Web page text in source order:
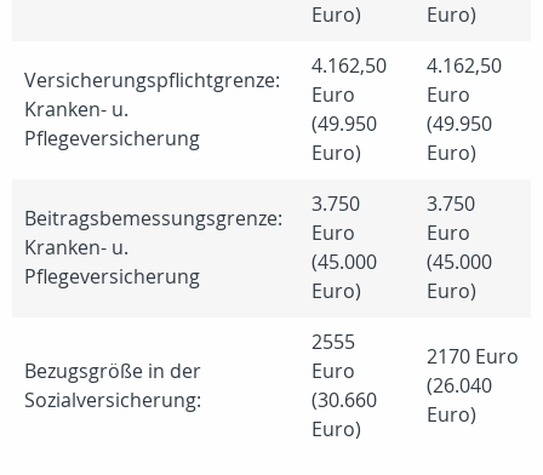
Euro)
Euro)
Versicherungspflichtgrenze:
Kranken- u.
Pflegeversicherung
4.162,50
Euro
(49.950
Euro)
4.162,50
Euro
(49.950
Euro)
Beitragsbemessungsgrenze:
Kranken- u.
Pflegeversicherung
3.750
Euro
(45.000
Euro)
3.750
Euro
(45.000
Euro)
Bezugsgröße in der
Sozialversicherung:
2555
Euro
(30.660
Euro)
2170 Euro
(26.040
Euro)